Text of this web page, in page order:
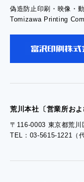
- お問い合わせ
- お問い合わせ
- 採用お問い合
偽造防止印刷・映像・
Tomizawa Printing
荒川本社〔営業所およ
〒116-0003 東京都荒川
TEL：03-5615-1221（